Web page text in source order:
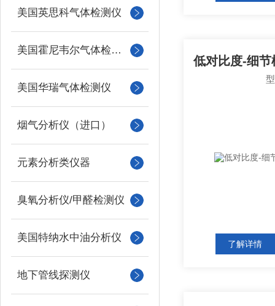
美国英思科气体检测仪
美国霍尼韦尔气体检测仪
美国华瑞气体检测仪
烟气分析仪（进口）
元素分析类仪器
臭氧分析仪/甲醛检测仪
美国特纳水中油分析仪
地下管线探测仪
低对比度-细
了解详情